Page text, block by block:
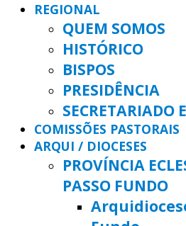
REGIONAL
QUEM SOMOS
HISTÓRICO
BISPOS
PRESIDÊNCIA
SECRETARIADO
COMISSÕES PASTORAIS
ARQUI / DIOCESES
PROVÍNCIA
PASSO FUNDO